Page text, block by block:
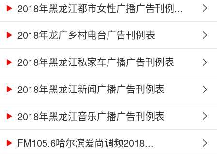
2018年黑龙江都市女性广播广告刊例...
2018年龙广乡村电台广告刊例表
2018年黑龙江私家车广播广告刊例表
2018年黑龙江新闻广播广告刊例表
2018年黑龙江音乐广播广告刊例表
FM105.6哈尔滨爱尚调频2018...